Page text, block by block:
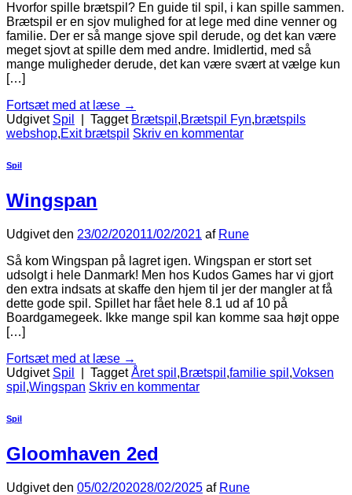
Hvorfor spille brætspil? En guide til spil, i kan spille sammen.
Brætspil er en sjov mulighed for at lege med dine venner og
familie. Der er så mange sjove spil derude, og det kan være
meget sjovt at spille dem med andre. Imidlertid, med så
mange muligheder derude, det kan være svært at vælge kun
[…]
Fortsæt med at læse →
Udgivet Spil Tagget Brætspil ,Brætspil Fyn,brætspils
webshop,Exit brætspil Skriv en kommentar
Spil
Wingspan
Udgivet den 23/02/202011/02/2021 af Rune
Så kom Wingspan på lagret igen. Wingspan er stort set
udsolgt i hele Danmark! Men hos Kudos Games har vi gjort
den extra indsats at skaffe den hjem til jer der mangler at få
dette gode spil. Spillet har fået hele 8.1 ud af 10 på
Boardgamegeek. Ikke mange spil kan komme saa højt oppe
[…]
Fortsæt med at læse →
Udgivet Spil TaggetÅret spil ,Brætspil ,familie spil ,Voksen
spil ,Wingspan Skriv en kommentar
Spil
Gloomhaven 2ed
Udgivet den 05/02/202028/02/2025 af Rune